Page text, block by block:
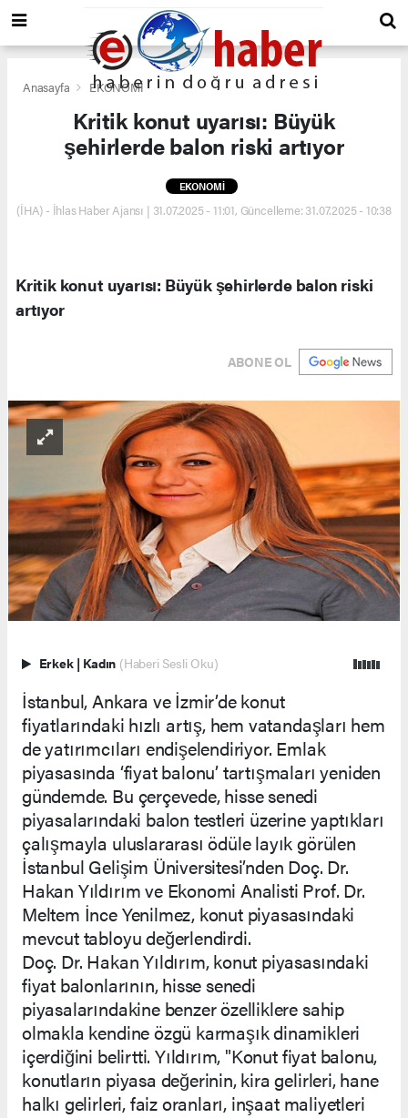
Anasayfa EKONOMİ
Kritik konut uyarısı: Büyük
şehirlerde balon riski artıyor
EKONOMİ
(İHA) - İhlas Haber Ajansı | 31.07.2025 - 11:01, Güncelleme: 31.07.2025 - 10:38
Kritik konut uyarısı: Büyük şehirlerde balon riski
artıyor
ABONE OL
Erkek | Kadın (Haberi Sesli Oku)
İstanbul, Ankara ve İzmir’de konut
fiyatlarındaki hızlı artış, hem vatandaşları hem
de yatırımcıları endişelendiriyor. Emlak
piyasasında ‘fiyat balonu’ tartışmaları yeniden
gündemde. Bu çerçevede, hisse senedi
piyasalarındaki balon testleri üzerine yaptıkları
çalışmayla uluslararası ödüle layık görülen
İstanbul Gelişim Üniversitesi’nden Doç. Dr.
Hakan Yıldırım ve Ekonomi Analisti Prof. Dr.
Meltem İnce Yenilmez, konut piyasasındaki
mevcut tabloyu değerlendirdi.
Doç. Dr. Hakan Yıldırım, konut piyasasındaki
fiyat balonlarının, hisse senedi
piyasalarındakine benzer özelliklere sahip
olmakla kendine özgü karmaşık dinamikleri
içerdiğini belirtti. Yıldırım, "Konut fiyat balonu,
konutların piyasa değerinin, kira gelirleri, hane
halkı gelirleri, faiz oranları, inşaat maliyetleri